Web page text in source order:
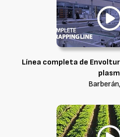
Línea completa de